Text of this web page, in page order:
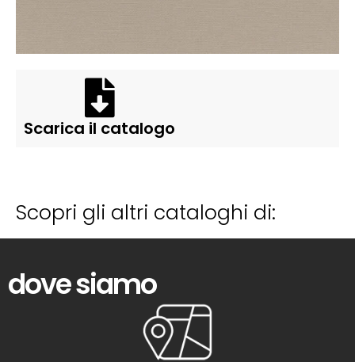
Scarica il catalogo
Scopri gli altri cataloghi di:
dove siamo